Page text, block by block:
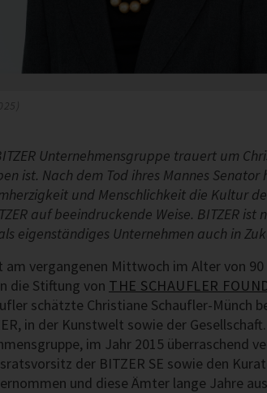
Unternehmensgruppe trauert um
ist. Nach dem Tod ihres Mannes Senator
und Menschlichkeit die Kultur
auf beeindruckende Weise. BITZER ist
eigenständiges Unternehmen auch in
am vergangenen Mittwoch im Alter von
die Stiftung von THE SCHAUFLER
schätzte Christiane Schaufler-Münch
in der Kunstwelt sowie der
im Jahr 2015 überraschend
der BITZER SE sowie den
und diese Ämter lange Jahre